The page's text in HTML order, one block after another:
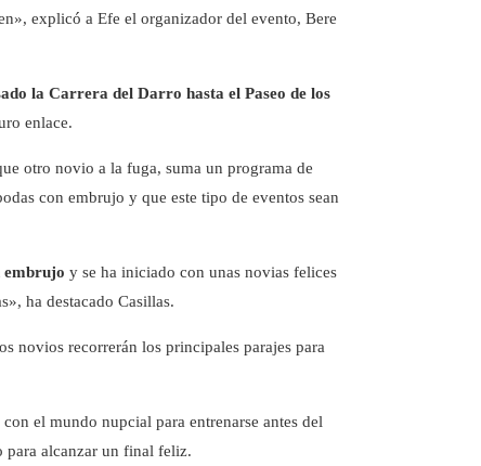
explicó a Efe el organizador del evento, Bere
la Carrera del Darro hasta el Paseo de los
enlace.
otro novio a la fuga, suma un programa de
con embrujo y que este tipo de eventos sean
embrujo y se ha iniciado con unas novias felices
ha destacado Casillas.
novios recorrerán los principales parajes para
el mundo nupcial para entrenarse antes del
para alcanzar un final feliz.